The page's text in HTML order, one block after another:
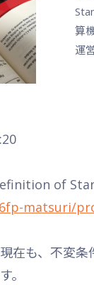
算
運
of
matsuri/
在も、不変
。